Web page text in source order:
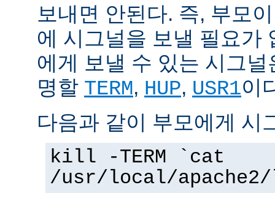
보내면 안된다. 즉, 부모
에 시그널을 보낼 필요가
에게 보낼 수 있는 시그
명할 TERM, HUP, USR1이
다음과 같이 부모에게 시
kill -TERM `cat
/usr/local/